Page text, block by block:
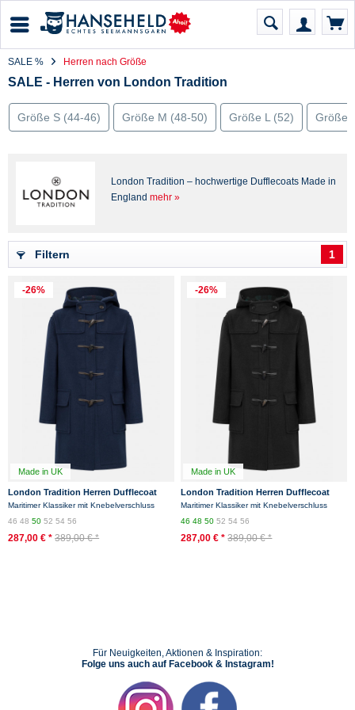
SALE % Herren nach Größe
SALE - Herren von London Tradition
Größe S (44-46) Größe M (48-50) Größe L (52) Größe
London Tradition – hochwertige Dufflecoats Made in
England mehr »
Filtern 1
-26%
Made in UK
London Tradition Herren Dufflecoat
Martin Navy Blau Wollmantel
Maritimer Klassiker mit Knebelverschluss
464850525456
287,00 € * 389,00 € *
-26%
Made in UK
London Tradition Herren Dufflecoat
Martin Schwarz Wollmantel
Maritimer Klassiker mit Knebelverschluss
464850525456
287,00 € * 389,00 € *
Für Neuigkeiten, Aktionen & Inspiration:
Folge uns auch auf Facebook & Instagram!